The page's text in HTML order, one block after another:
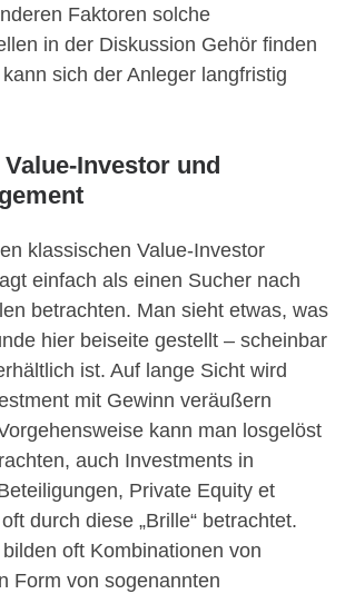
Faktoren solche
in der Diskussion Gehör finden
sich der Anleger langfristig
Investor und
klassischen Value-Investor
einfach als einen Sucher nach
betrachten. Man sieht etwas, was
hier beiseite gestellt – scheinbar
ist. Auf lange Sicht wird
mit Gewinn veräußern
kann man losgelöst
auch Investments in
Private Equity et
durch diese „Brille“ betrachtet.
oft Kombinationen von
Form von sogenannten